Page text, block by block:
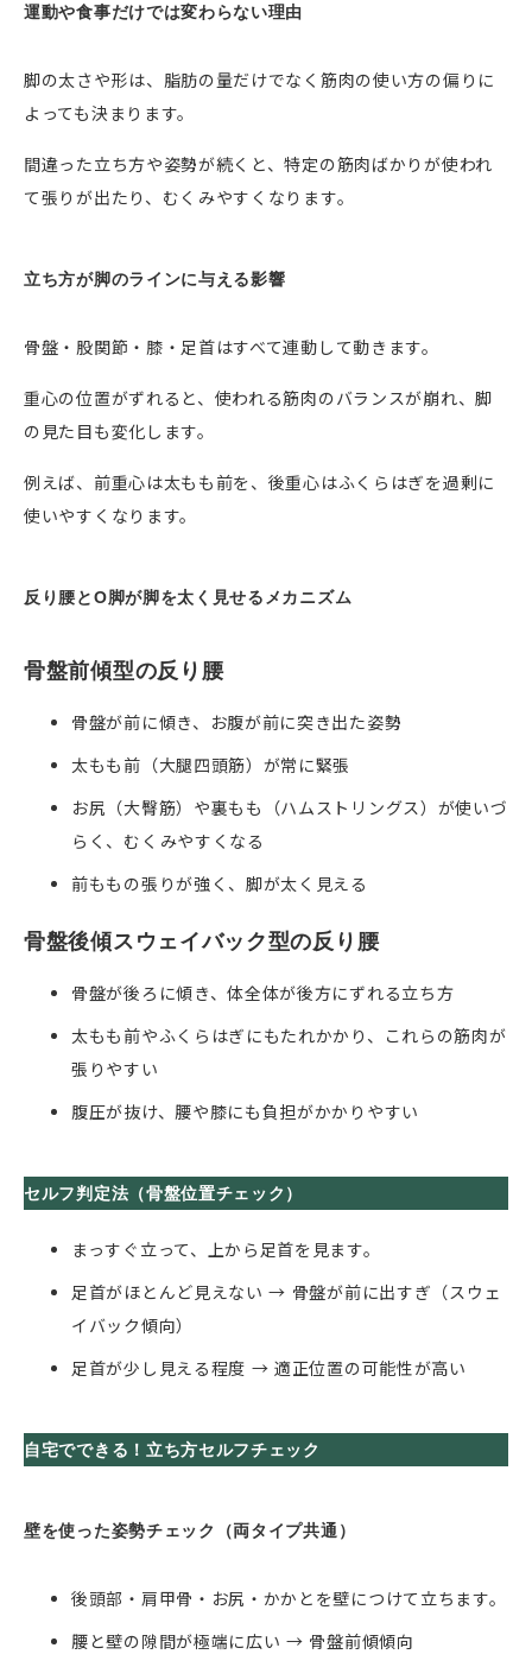
運動や食事だけでは変わらない理由
脚の太さや形は、脂肪の量だけでなく筋肉の使い方の偏りに
よっても決まります。
間違った立ち方や姿勢が続くと、特定の筋肉ばかりが使われ
て張りが出たり、むくみやすくなります。
立ち方が脚のラインに与える影響
骨盤・股関節・膝・足首はすべて連動して動きます。
重心の位置がずれると、使われる筋肉のバランスが崩れ、脚
の見た目も変化します。
例えば、前重心は太もも前を、後重心はふくらはぎを過剰に
使いやすくなります。
反り腰とO脚が脚を太く見せるメカニズム
骨盤前傾型の反り腰
骨盤が前に傾き、お腹が前に突き出た姿勢
太もも前（大腿四頭筋）が常に緊張
お尻（大臀筋）や裏もも（ハムストリングス）が使いづ
らく、むくみやすくなる
前ももの張りが強く、脚が太く見える
骨盤後傾スウェイバック型の反り腰
骨盤が後ろに傾き、体全体が後方にずれる立ち方
太もも前やふくらはぎにもたれかかり、これらの筋肉が
張りやすい
腹圧が抜け、腰や膝にも負担がかかりやすい
セルフ判定法（骨盤位置チェック）
まっすぐ立って、上から足首を見ます。
足首がほとんど見えない → 骨盤が前に出すぎ（スウェ
イバック傾向）
足首が少し見える程度 → 適正位置の可能性が高い
自宅でできる！立ち方セルフチェック
壁を使った姿勢チェック（両タイプ共通）
後頭部・肩甲骨・お尻・かかとを壁につけて立ちます。
腰と壁の隙間が極端に広い → 骨盤前傾傾向